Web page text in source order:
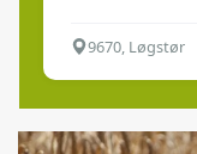
9670, Løgstør